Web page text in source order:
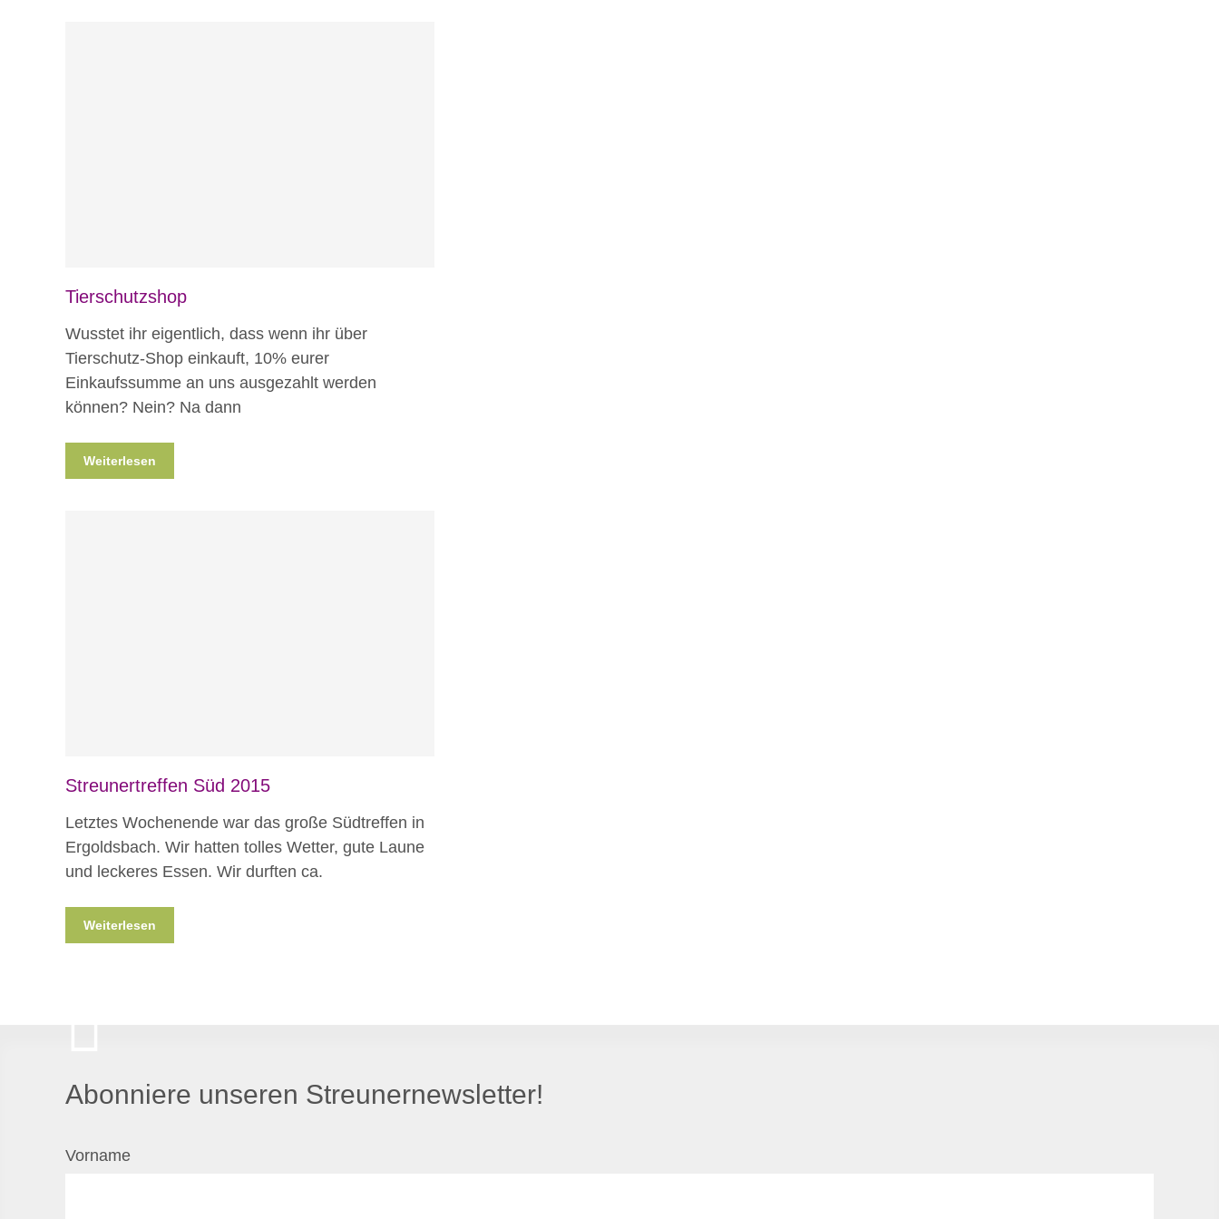
Tierschutzshop
Wusstet ihr eigentlich, dass wenn ihr über
Tierschutz-Shop einkauft, 10% eurer
Einkaufssumme an uns ausgezahlt werden
können? Nein? Na dann
Weiterlesen
Streunertreffen Süd 2015
Letztes Wochenende war das große Südtreffen in
Ergoldsbach. Wir hatten tolles Wetter, gute Laune
und leckeres Essen. Wir durften ca.
Weiterlesen
Abonniere unseren Streunernewsletter!
Vorname